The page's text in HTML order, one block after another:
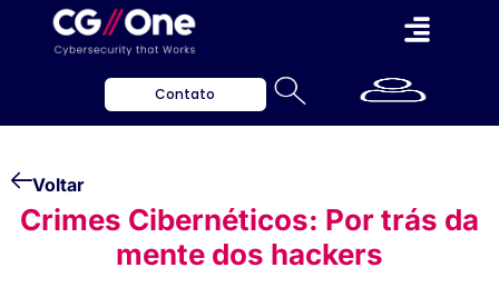
Contato
Voltar
Crimes Cibernéticos: Por trás da
mente dos hackers